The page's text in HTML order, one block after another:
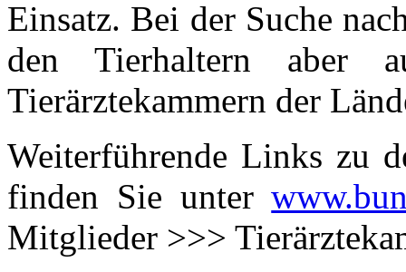
Einsatz. Bei der Suche
den Tierhaltern aber
Tierärztekammern der
Weiterführende Links zu
finden Sie unter
Mitglieder >>>